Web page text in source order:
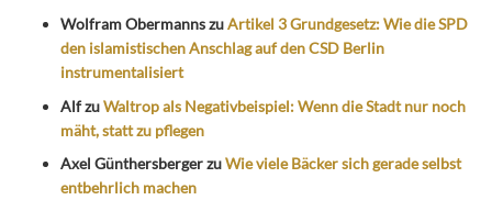
Wolfram ObermannszuArtikel 3 Grundgesetz: Wie die SPD
den islamistischen Anschlag auf den CSD Berlin
instrumentalisiert
AlfzuWaltrop als Negativbeispiel: Wenn die Stadt nur noch
mäht, statt zu pflegen
Axel GünthersbergerzuWie viele Bäcker sich gerade selbst
entbehrlich machen